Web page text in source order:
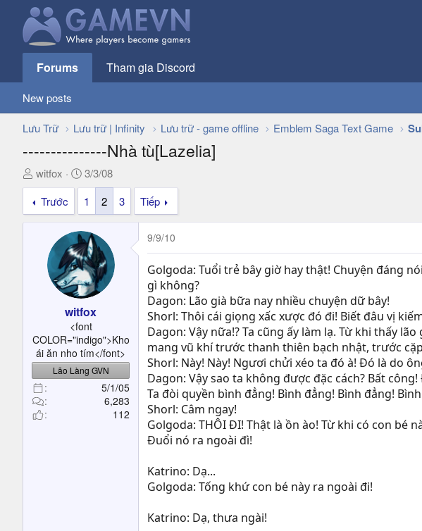
Forums Tham gia Discord
New posts
Lưu Trữ Lưu trữ | Infinity Lưu trữ - game offline Emblem Saga Text Game
---------------Nhà tù[Lazelia]
T
h
e
e
r
witfox
N
g
à
y
g
ử
i
3/3/08
Trước
1 2 3 Tiếp
witfox
<font
COLOR="indigo">Kho
ái ăn nho tím</font>
Lão Làng GVN
5/1/05
6,283
112
9/9/10
Golgoda: Tuổi trẻ bây giờ hay thật! Chuyện đáng
gì không?
Dagon: Lão già bữa nay nhiều chuyện dữ bây!
Shorl: Thôi cái giọng xấc xược đó đi! Biết đâu vị
Dagon: Vậy nữa!? Ta cũng ấy làm lạ. Từ khi thấy
mang vũ khí trước thanh thiên bạch nhật, trước
Shorl: Này! Này! Ngươi chửi xéo ta đó à! Đó là do
Dagon: Vậy sao ta không được đặc cách? Bất
Ta đòi quyền bình đẳng! Bình đẳng! Bình đẳng!
Shorl: Câm ngay!
Golgoda: THÔI ĐI! Thật là ồn ào! Từ khi có con bé
Đuổi nó ra ngoài đì!
Katrino: Dạ...
Golgoda: Tống khứ con bé này ra ngoài đi!
Katrino: Dạ, thưa ngài!